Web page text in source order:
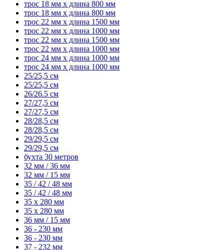
трос 18 мм x длина 800 мм
трос 18 мм x длина 800 мм
трос 22 мм x длина 1500 мм
трос 22 мм x длина 1000 мм
трос 22 мм x длина 1500 мм
трос 22 мм x длина 1000 мм
трос 24 мм x длина 1000 мм
трос 24 мм x длина 1000 мм
25/25,5 см
25/25,5 см
26/26.5 см
27/27,5 см
27/27,5 см
28/28,5 см
28/28,5 см
29/29,5 см
29/29,5 см
бухта 30 метров
32 мм / 36 мм
32 мм / 15 мм
35 / 42 / 48 мм
35 / 42 / 48 мм
35 x 280 мм
35 x 280 мм
36 мм / 15 мм
36 - 230 мм
36 - 230 мм
37 - 232 мм